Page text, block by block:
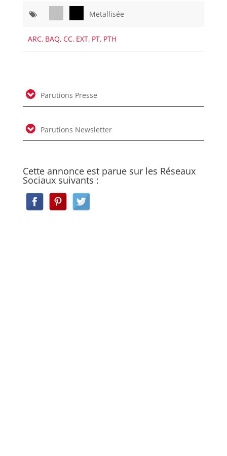
Metallisée
ARC, BAQ, CC, EXT, PT, PTH
Parutions Presse
Parutions Newsletter
Cette annonce est parue sur les Réseaux
Sociaux suivants :